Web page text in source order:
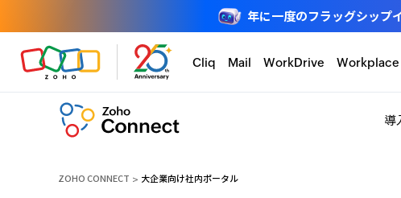
年に一度のフラッグシッ
Cliq Mail WorkDrive Workplace
導
ZOHO CONNECT 大企業向け社内ポータル